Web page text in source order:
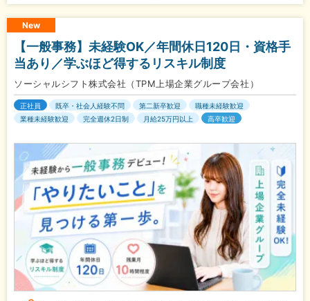
New
【一般事務】未経験OK／年間休日120日・資格手
当あり／学ぶほど得するリスキル制度
ソーシャルシフト株式会社（TPM上場企業グループ会社）
正社員 既卒・社会人経験不問 第二新卒歓迎
職種未経験歓迎
業種未経験歓迎
完全週休2日制 月給25万円以上 高卒歓迎